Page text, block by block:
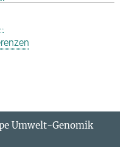
Umwelt-Genomik